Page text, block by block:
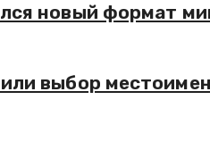
новый формат
выбор